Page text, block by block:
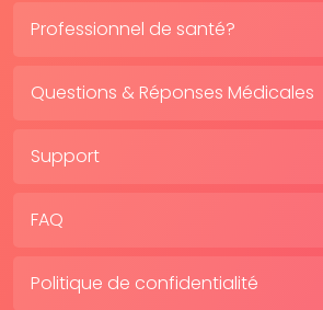
Professionnel de santé?
Questions & Réponses Médicales
Support
FAQ
Politique de confidentialité